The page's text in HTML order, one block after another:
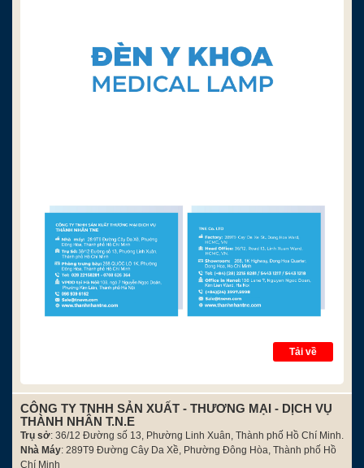
Tải về
CÔNG TY TNHH SẢN XUẤT - THƯƠNG MẠI - DỊCH VỤ
THÀNH NHÂN T.N.E
Trụ sở: 36/12 Đường số 13, Phường Linh Xuân, Thành phố Hồ Chí Minh.
Nhà Máy: 289T9 Đường Cây Da Xề, Phường Đông Hòa, Thành phố Hồ
Chí Minh